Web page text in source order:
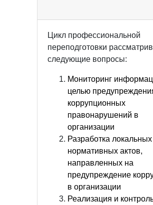
Цикл профессиональной
переподготовки
следующие вопросы:
Мониторинг
целью
коррупционных
правонарушений в
организации
Разработка локальных
нормативных актов,
направленных на
предупреждение
в организации
Реализация и